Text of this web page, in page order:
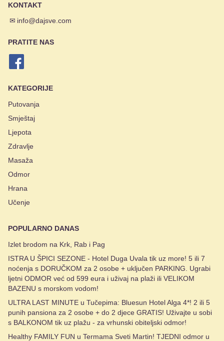
KONTAKT
✉ info@dajsve.com
PRATITE NAS
KATEGORIJE
Putovanja
Smještaj
Ljepota
Zdravlje
Masaža
Odmor
Hrana
Učenje
POPULARNO DANAS
Izlet brodom na Krk, Rab i Pag
ISTRA U ŠPICI SEZONE - Hotel Duga Uvala tik uz more! 5 ili 7
noćenja s DORUČKOM za 2 osobe + uključen PARKING. Ugrabi
ljetni ODMOR već od 599 eura i uživaj na plaži ili VELIKOM
BAZENU s morskom vodom!
ULTRA LAST MINUTE u Tučepima: Bluesun Hotel Alga 4*! 2 ili 5
punih pansiona za 2 osobe + do 2 djece GRATIS! Uživajte u sobi
s BALKONOM tik uz plažu - za vrhunski obiteljski odmor!
Healthy FAMILY FUN u Termama Sveti Martin! TJEDNI odmor u